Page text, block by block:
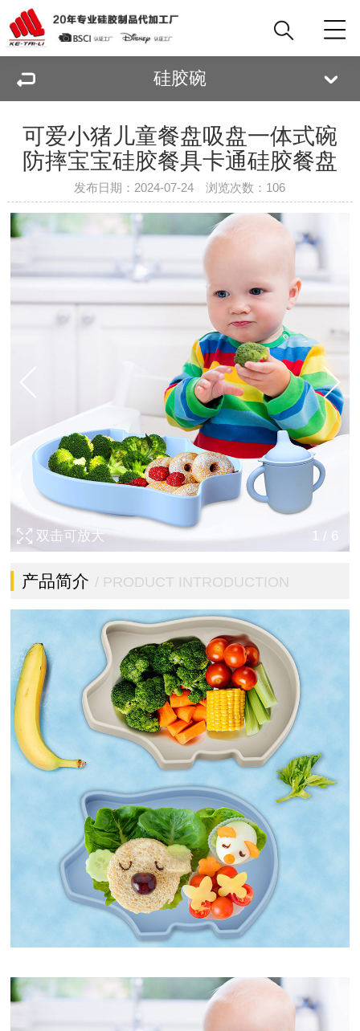
硅胶碗
可爱小猪儿童餐盘吸盘一体式碗
防摔宝宝硅胶餐具卡通硅胶餐盘
发布日期：2024-07-24 浏览次数： 106
1 / 6
双击可放大
产品简介 / PRODUCT INTRODUCTION